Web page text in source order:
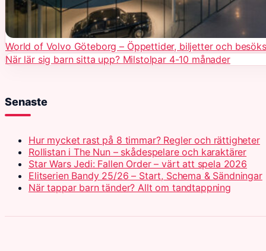
World of Volvo Göteborg – Öppettider, biljetter och
När lär sig barn sitta upp? Milstolpar 4-10 månader
Senaste
Hur mycket rast på 8 timmar? Regler och rättigheter
Rollistan i The Nun – skådespelare och karaktärer
Star Wars Jedi: Fallen Order – värt att spela 2026
Elitserien Bandy 25/26 – Start, Schema & Sändningar
När tappar barn tänder? Allt om tandtappning